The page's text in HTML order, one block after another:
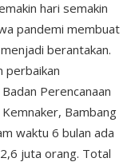
hari semakin
pandemi membuat
berantakan.
perbaikan
Perencanaan
Bambang
waktu 6 bulan ada
juta orang. Total